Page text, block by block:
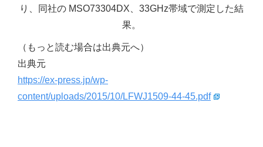
り、同社の MSO73304DX、33GHz帯域で測定した結
果。
（もっと読む場合は出典元へ）
出典元
https://ex-press.jp/wp-
content/uploads/2015/10/LFWJ1509-44-45.pdf